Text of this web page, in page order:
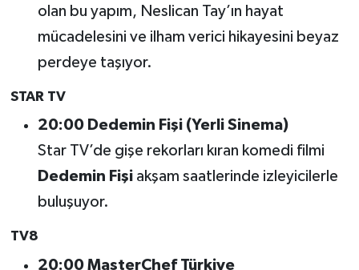
olan bu yapım, Neslican Tay’ın hayat
mücadelesini ve ilham verici hikayesini beyaz
perdeye taşıyor.
STAR TV
20:00 Dedemin Fişi (Yerli Sinema)
Star TV’de gişe rekorları kıran komedi filmi
Dedemin Fişiakşam saatlerinde izleyicilerle
buluşuyor.
TV8
20:00 MasterChef Türkiye